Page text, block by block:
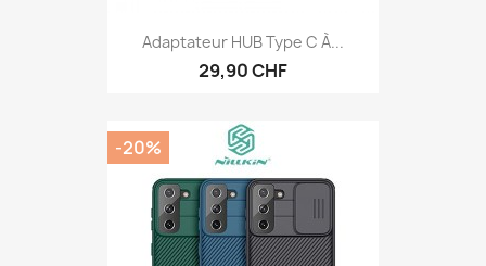
Adaptateur HUB Type C À...
29,90 CHF
-20%